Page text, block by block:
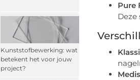
Kunststofbewerking: wat
betekent het voor jouw
project?
Pure